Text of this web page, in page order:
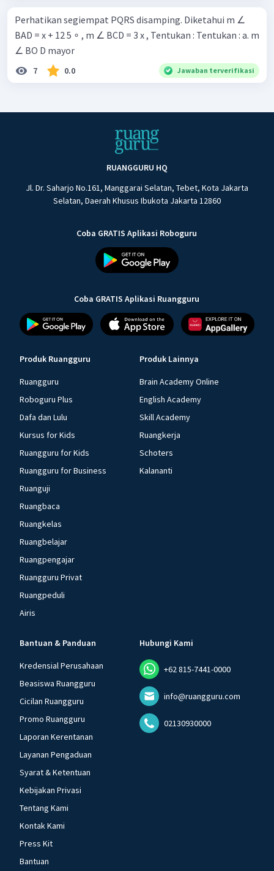
Perhatikan segiempat PQRS disamping. Diketahui m ∠
BAD = x + 12 5 ∘ , m ∠ BCD = 3 x , Tentukan : Tentukan : a. m
∠ BO D mayor
7 0.0 Jawaban terverifikasi
RUANGGURU HQ
Jl. Dr. Saharjo No.161, Manggarai Selatan, Tebet, Kota Jakarta
Selatan, Daerah Khusus Ibukota Jakarta 12860
Coba GRATIS Aplikasi Roboguru
Coba GRATIS Aplikasi Ruangguru
Produk Ruangguru
Ruangguru
Roboguru Plus
Dafa dan Lulu
Kursus for Kids
Ruangguru for Kids
Ruangguru for Business
Ruanguji
Ruangbaca
Ruangkelas
Ruangbelajar
Ruangpengajar
Ruangguru Privat
Ruangpeduli
Airis
Produk Lainnya
Brain Academy Online
English Academy
Skill Academy
Ruangkerja
Schoters
Kalananti
Bantuan & Panduan
Kredensial Perusahaan
Beasiswa Ruangguru
Cicilan Ruangguru
Promo Ruangguru
Laporan Kerentanan
Layanan Pengaduan
Syarat & Ketentuan
Kebijakan Privasi
Tentang Kami
Kontak Kami
Press Kit
Bantuan
Hubungi Kami
+62 815-7441-0000
info@ruangguru.com
02130930000